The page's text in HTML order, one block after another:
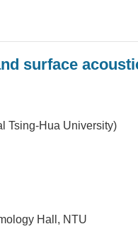
surface
Tsing-Hua University)
Hall, NTU